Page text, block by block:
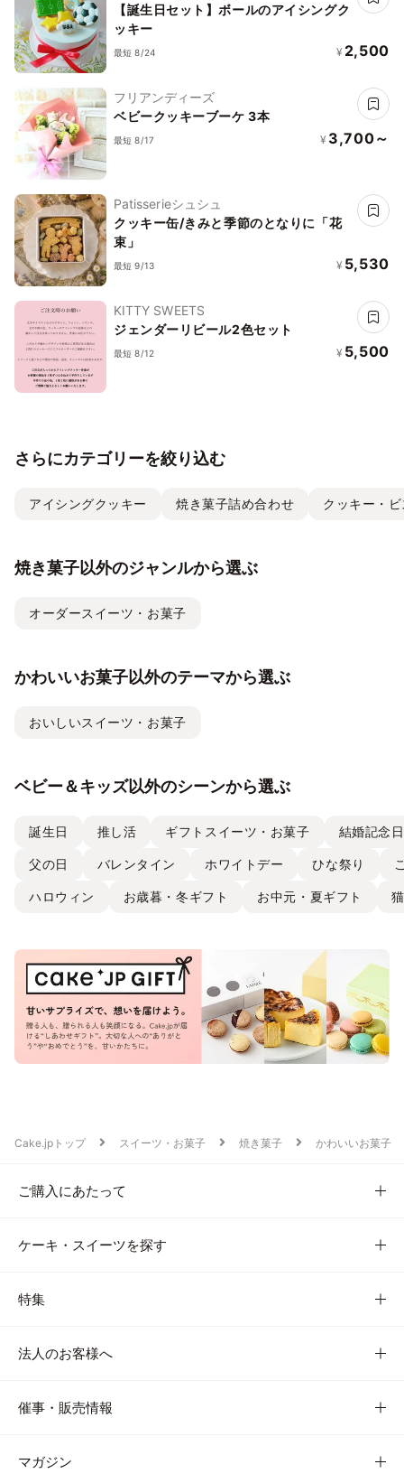
【誕生日セット】ボールのアイシングク
ッキー
最短 8/24 ¥ 2,500
フリアンディーズ
ベビークッキーブーケ 3本
最短 8/17 ¥ 3,700～
Patisserieシュシュ
クッキー缶/きみと季節のとなりに「花
束」
最短 9/13 ¥ 5,530
KITTY SWEETS
ジェンダーリビール2色セット
最短 8/12 ¥ 5,500
さらにカテゴリーを絞り込む
アイシングクッキー 焼き菓子詰め合わせ クッキー・
焼き菓子以外のジャンルから選ぶ
オーダースイーツ・お菓子
かわいいお菓子以外のテーマから選ぶ
おいしいスイーツ・お菓子
ベビー＆キッズ以外のシーンから選ぶ
誕生日 推し活 ギフトスイーツ・お菓子 結婚記念日
父の日 バレンタイン ホワイトデー ひな祭り
ハロウィン お歳暮・冬ギフト お中元・夏ギフト
Cake.jpトップ スイーツ・お菓子 焼き菓子 かわいいお菓子
ご購入にあたって
ケーキ・スイーツを探す
特集
法人のお客様へ
催事・販売情報
マガジン